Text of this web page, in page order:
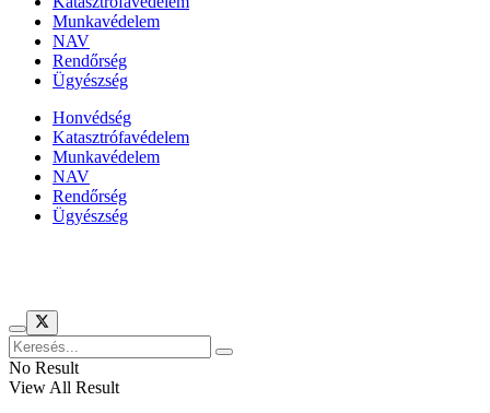
Munkavédelem
NAV
Rendőrség
Ügyészség
Honvédség
Katasztrófavédelem
Munkavédelem
NAV
Rendőrség
Ügyészség
No Result
View All Result